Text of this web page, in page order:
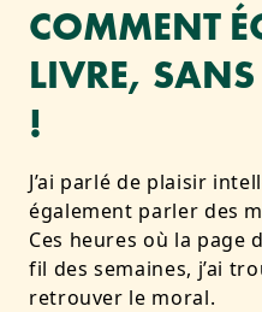
COMMENT
LIVRE,
!
J’ai parlé de plaisir
également parler des
Ces heures où la page
fil des semaines, j’ai
retrouver le moral.